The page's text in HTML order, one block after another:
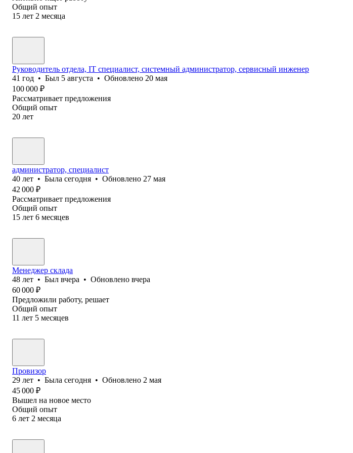
Общий опыт
15 лет 2 месяца
Руководитель отдела, IT специалист, системный администратор, сервисный инженер
41 год • Был 5 августа • Обновлено 20 мая
100 000 ₽
Рассматривает предложения
Общий опыт
20 лет
администратор, специалист
40 лет • Была сегодня • Обновлено 27 мая
42 000 ₽
Рассматривает предложения
Общий опыт
15 лет 6 месяцев
Менеджер склада
48 лет • Был вчера • Обновлено вчера
60 000 ₽
Предложили работу, решает
Общий опыт
11 лет 5 месяцев
Провизор
29 лет • Была сегодня • Обновлено 2 мая
45 000 ₽
Вышел на новое место
Общий опыт
6 лет 2 месяца